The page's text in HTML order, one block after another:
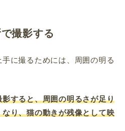
撮影する
に撮るためには、周囲の明る
すると、周囲の明るさが足り
り、猫の動きが残像として映